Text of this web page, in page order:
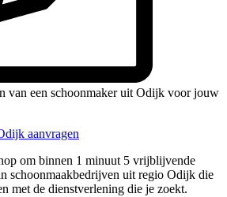
van een schoonmaker uit Odijk voor jouw
aanvragen
om binnen 1 minuut 5 vrijblijvende
schoonmaakbedrijven uit regio Odijk die
met de dienstverlening die je zoekt.